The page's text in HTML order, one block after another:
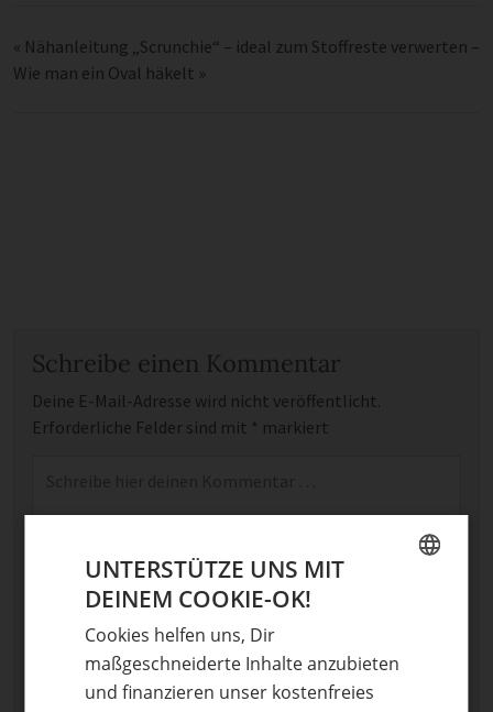
« Nähanleitung „Scrunchie“ – ideal zum Stoffreste verwerten –
Wie man ein Oval häkelt »
Schreibe einen Kommentar
Deine E-Mail-Adresse wird nicht veröffentlicht.
Erforderliche Felder sind mit * markiert
UNTERSTÜTZE UNS MIT
DEINEM COOKIE-OK!
Cookies helfen uns, Dir
maßgeschneiderte Inhalte anzubieten
und finanzieren unser kostenfreies